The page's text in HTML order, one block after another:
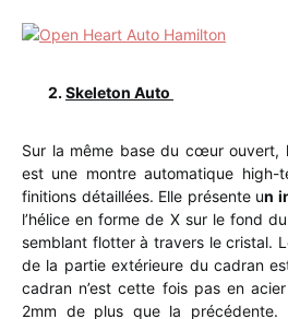
2. Skeleton Auto
Sur la même base du cœur ouvert,
est une montre automatique high-
finitions détaillées. Elle présente un
l’hélice en forme de X sur le fond
semblant flotter à travers le cristal.
de la partie extérieure du cadran
cadran n’est cette fois pas en
2mm de plus que la précédente.